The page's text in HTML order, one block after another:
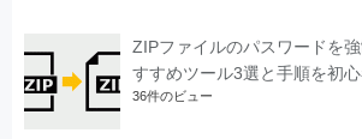
ZIPファイルのパスワードを
すすめツール3選と手順を初
36件のビュー